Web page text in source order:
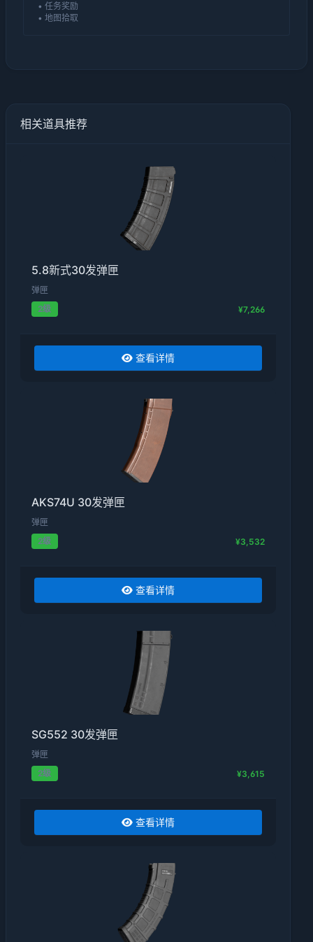
• 任务奖励
• 地图拾取
相关道具推荐
5.8新式30发弹匣
弹匣
2级
¥7,266
查看详情
AKS74U 30发弹匣
弹匣
2级
¥3,532
查看详情
SG552 30发弹匣
弹匣
2级
¥3,615
查看详情